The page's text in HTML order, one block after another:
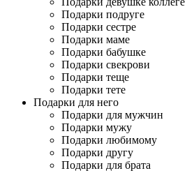
Подарки подруге
Подарки сестре
Подарки маме
Подарки бабушке
Подарки свекрови
Подарки теще
Подарки тете
Подарки для него
Подарки для мужчин
Подарки мужу
Подарки любимому
Подарки другу
Подарки для брата